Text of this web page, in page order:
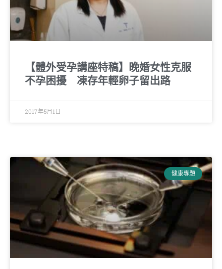
【體外受孕講座特稿】晚婚女性克服
不孕困擾 凍存年輕卵子留出路
2017年5月1日
健康專題